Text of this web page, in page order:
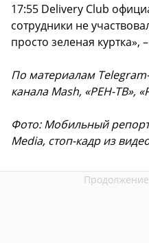
17:55 Delivery Club
сотрудники не
просто зеленая куртка»,
По материалам
канала Mash, «РЕН-ТВ»,
Фото: Мобильный
Media, стоп-кадр из